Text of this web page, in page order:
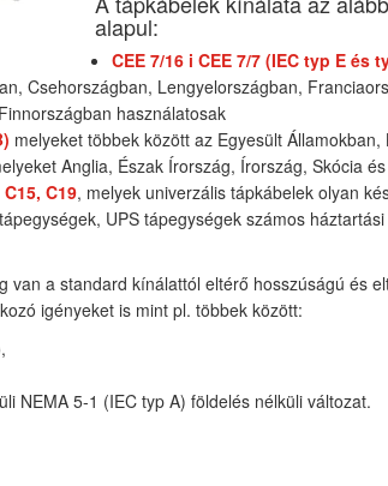
alapul:
CEE 7/16 i CEE 7/7 (IEC typ E és
Csehországban, Lengyelországban,
használatosak
melyeket többek között az Egyesült
Anglia, Észak Írország, Írország, Skócia
C19, melyek univerzális tápkábelek olyan
UPS tápegységek számos
van a standard kínálattól eltérő hosszúságú és
igényeket is mint pl. többek között:
NEMA 5-1 (IEC typ A) földelés nélküli változat.